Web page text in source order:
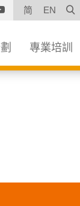
YouTube
简 EN
專業培訓